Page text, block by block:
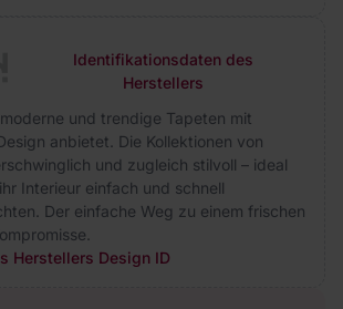
Identifikationsdaten des
Herstellers
und trendige Tapeten mit
anbietet. Die Kollektionen von
und zugleich stilvoll – ideal
Interieur einfach und schnell
Der einfache Weg zu einem frischen
Herstellers Design ID